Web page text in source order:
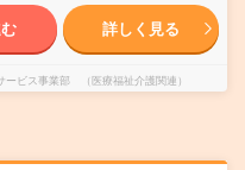
詳しく見る
ビス事業部 （医療福祉介護関連）